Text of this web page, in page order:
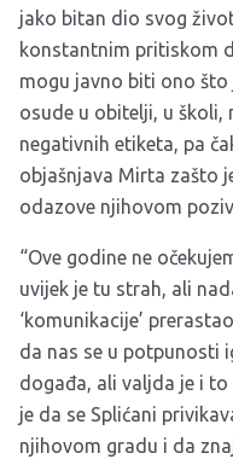
jako bitan dio svog
konstantnim pritiskom
mogu javno biti ono
osude u obitelji, u školi,
negativnih etiketa, pa
objašnjava Mirta zašto
odazove njihovom
“Ove godine ne
uvijek je tu strah, ali
‘komunikacije’
da nas se u potpunosti
događa, ali valjda je i
je da se Splićani
njihovom gradu i da